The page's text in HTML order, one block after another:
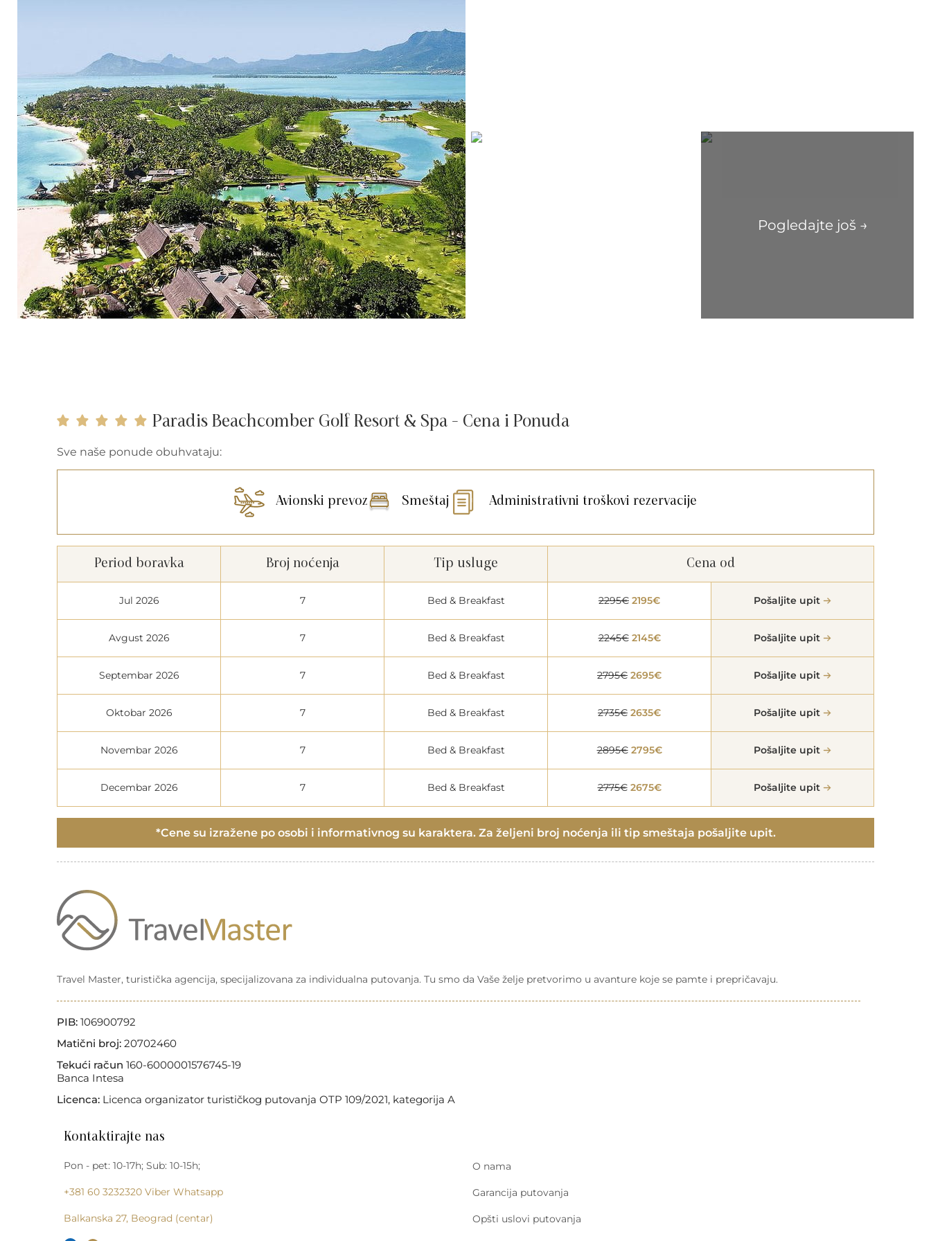
Paradis Beachcomber Golf Resort & Spa - Cena i Ponuda
Sve naše ponude obuhvataju:
Avionski prevoz Smeštaj Administrativni troškovi rezervacije
Period boravka Broj noćenja Tip usluge Cena od
Jul 2026 7 Bed & Breakfast 2295€ 2195€ Pošaljite upit
Avgust 2026 7 Bed & Breakfast 2245€ 2145€ Pošaljite upit
Septembar 2026 7 Bed & Breakfast 2795€ 2695€ Pošaljite upit
Oktobar 2026 7 Bed & Breakfast 2735€ 2635€ Pošaljite upit
Novembar 2026 7 Bed & Breakfast 2895€ 2795€ Pošaljite upit
Decembar 2026 7 Bed & Breakfast 2775€ 2675€ Pošaljite upit
*Cene su izražene po osobi i informativnog su karaktera. Za željeni broj noćenja ili tip smeštaja pošaljite upit.
Travel Master, turistička agencija, specijalizovana za individualna putovanja. Tu smo da Vaše želje pretvorimo u avanture koje se pamte i prepričavaju.
PIB: 106900792
Matični broj: 20702460
Tekući račun 160-6000001576745-19
Banca Intesa
Licenca: Licenca organizator turističkog putovanja OTP 109/2021, kategorija A
Kontaktirajte nas
Pon - pet: 10-17h; Sub: 10-15h;
+381 60 3232320 Viber Whatsapp
Balkanska 27, Beograd (centar)
O nama
Garancija putovanja
Opšti uslovi putovanja